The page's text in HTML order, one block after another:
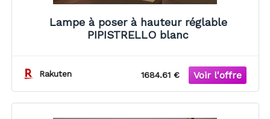
Lampe à poser à hauteur réglable
PIPISTRELLO blanc
Rakuten 1684.61 €